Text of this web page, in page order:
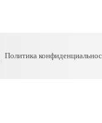
Политика